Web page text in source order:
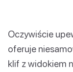
Oczywiście
oferuje
klif z widokiem